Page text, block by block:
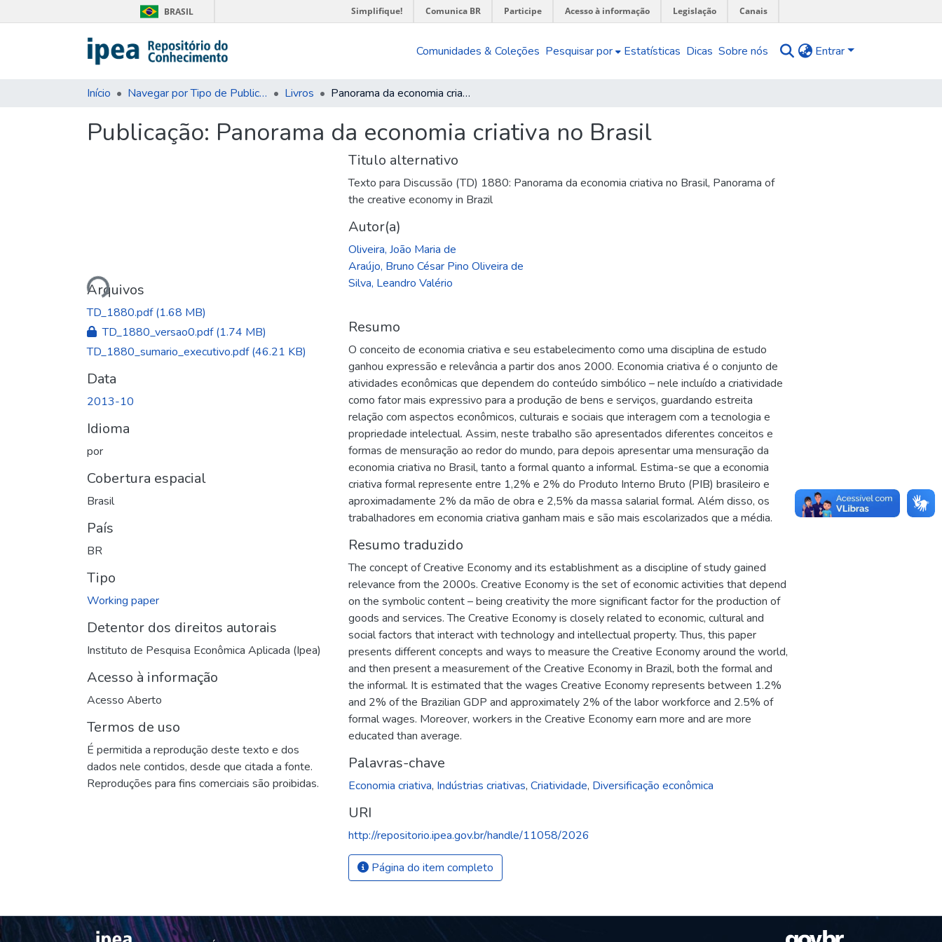
BRASIL Simplifique! Comunica BR Participe Acesso à informação Legislação Canais
Comunidades & Coleções Pesquisar por Estatísticas Dicas Sobre nós Entrar
Início Navegar por Tipo de Publicação Livros Panorama da economia criativa no Brasil
Publicação: Panorama da economia criativa no Brasil
Carregando...
Arquivos
TD_1880.pdf(1.68 MB)
TD_1880_versao0.pdf(1.74 MB)
TD_1880_sumario_executivo.pdf(46.21 KB)
Data
2013-10
Idioma
por
Cobertura espacial
Brasil
País
BR
Tipo
Working paper
Detentor dos direitos autorais
Instituto de Pesquisa Econômica Aplicada (Ipea)
Acesso à informação
Acesso Aberto
Termos de uso
É permitida a reprodução deste texto e dos
dados nele contidos, desde que citada a fonte.
Reproduções para fins comerciais são proibidas.
Titulo alternativo
Texto para Discussão (TD) 1880: Panorama da economia criativa no Brasil, Panorama of
the creative economy in Brazil
Autor(a)
Oliveira, João Maria de
Araújo, Bruno César Pino Oliveira de
Silva, Leandro Valério
Resumo
O conceito de economia criativa e seu estabelecimento como uma disciplina de estudo
ganhou expressão e relevância a partir dos anos 2000. Economia criativa é o conjunto de
atividades econômicas que dependem do conteúdo simbólico – nele incluído a criatividade
como fator mais expressivo para a produção de bens e serviços, guardando estreita
relação com aspectos econômicos, culturais e sociais que interagem com a tecnologia e
propriedade intelectual. Assim, neste trabalho são apresentados diferentes conceitos e
formas de mensuração ao redor do mundo, para depois apresentar uma mensuração da
economia criativa no Brasil, tanto a formal quanto a informal. Estima-se que a economia
criativa formal represente entre 1,2% e 2% do Produto Interno Bruto (PIB) brasileiro e
aproximadamente 2% da mão de obra e 2,5% da massa salarial formal. Além disso, os
trabalhadores em economia criativa ganham mais e são mais escolarizados que a média.
Resumo traduzido
The concept of Creative Economy and its establishment as a discipline of study gained
relevance from the 2000s. Creative Economy is the set of economic activities that depend
on the symbolic content – being creativity the more significant factor for the production of
goods and services. The Creative Economy is closely related to economic, cultural and
social factors that interact with technology and intellectual property. Thus, this paper
presents different concepts and ways to measure the Creative Economy around the world,
and then present a measurement of the Creative Economy in Brazil, both the formal and
the informal. It is estimated that the wages Creative Economy represents between 1.2%
and 2% of the Brazilian GDP and approximately 2% of the labor workforce and 2.5% of
formal wages. Moreover, workers in the Creative Economy earn more and are more
educated than average.
Palavras-chave
Economia criativa, Indústrias criativas,Criatividade, Diversificação econômica
URI
http://repositorio.ipea.gov.br/handle/11058/2026
Página do item completo